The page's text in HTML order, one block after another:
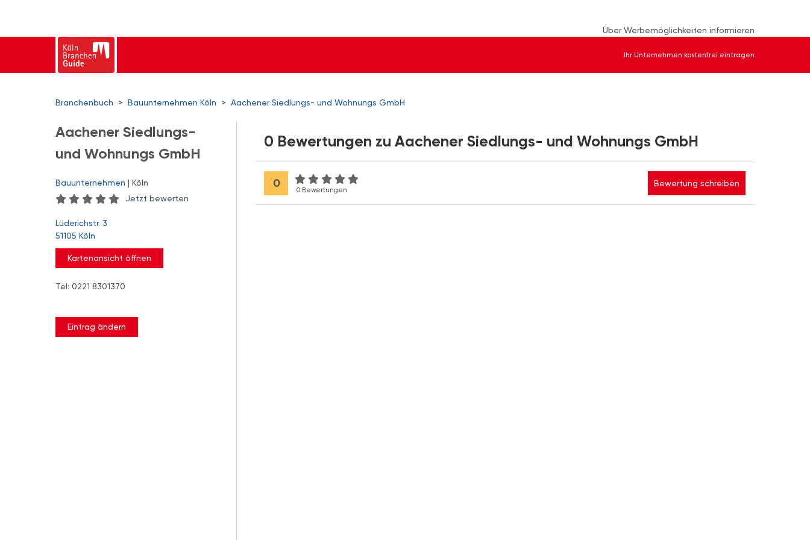
Über Werbemöglichkeiten informieren
Ihr Unternehmen kostenfrei eintragen
Branchenbuch > Bauunternehmen Köln > Aachener Siedlungs- und Wohnungs GmbH
Aachener Siedlungs-
und Wohnungs GmbH
Bauunternehmen | Köln
Jetzt bewerten
Lüderichstr. 3
51105 Köln
Kartenansicht öffnen
Tel: 0221 8301370
Eintrag ändern
0 Bewertungen zu Aachener Siedlungs- und Wohnungs GmbH
0
0 Bewertungen
Bewertung schreiben